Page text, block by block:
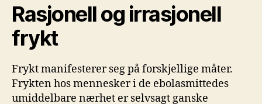
Rasjonell og irrasjonell
frykt
Frykt manifesterer seg på forskjellige måter.
Frykten hos mennesker i de ebolasmittedes
umiddelbare nærhet er selvsagt ganske